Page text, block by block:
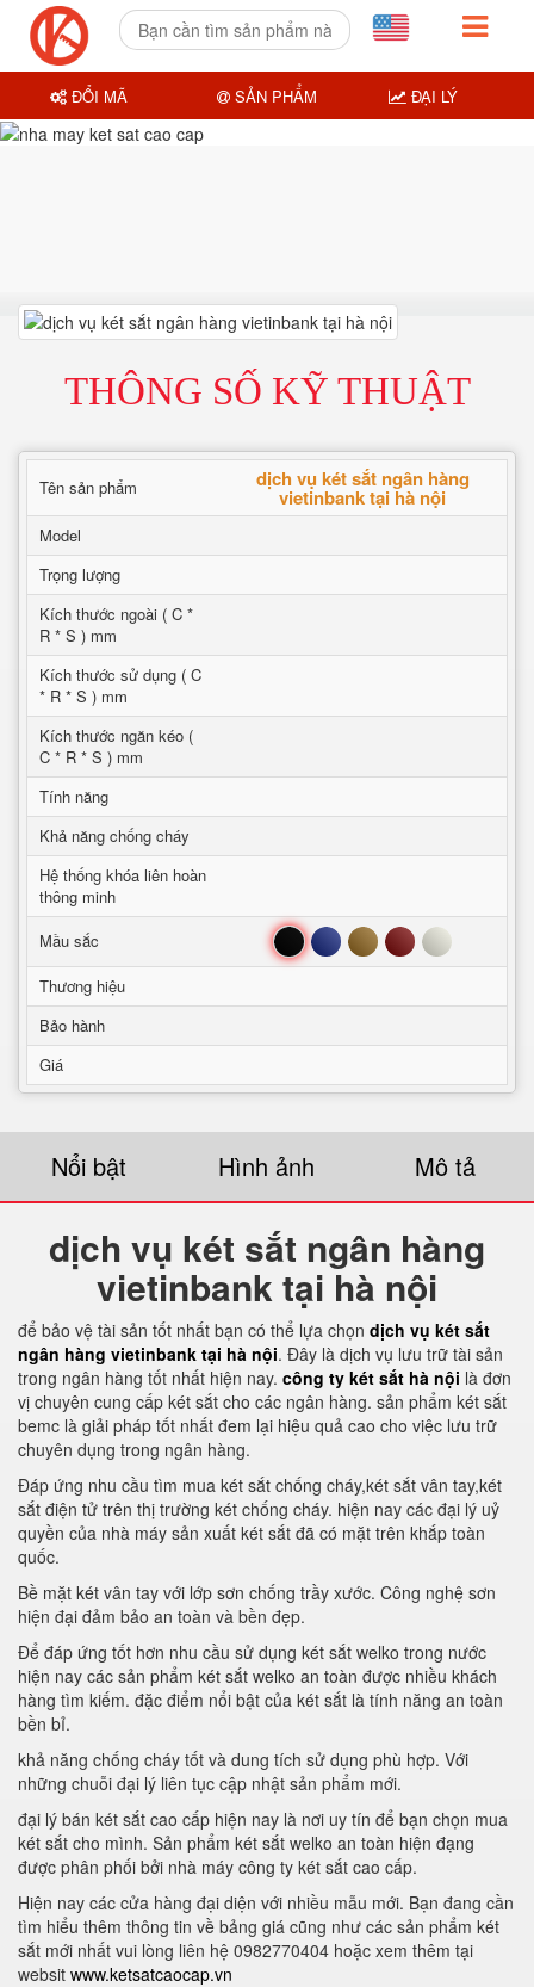
THÔNG SỐ KỸ THUẬT
Tên sản phẩm dịch vụ két sắt ngân hàng
vietinbank tại hà nội
Model
Trọng lượng
Kích thước ngoài ( C *
R * S ) mm
Kích thước sử dụng ( C
* R * S ) mm
Kích thước ngăn kéo (
C * R * S ) mm
Tính năng
Khả năng chống cháy
Hệ thống khóa liên hoàn
thông minh
Mầu sắc
Đen Xanh Nâu Đỏ Trắng
Thương hiệu
Bảo hành
Giá
Nổi bật Hình ảnh Mô tả
dịch vụ két sắt ngân hàng
vietinbank tại hà nội
để bảo vệ tài sản tốt nhất bạn có thể lựa chọn dịch vụ két sắt
ngân hàng vietinbank tại hà nội. Đây là dịch vụ lưu trữ tài sản
trong ngân hàng tốt nhất hiện nay. công ty két sắt hà nội là đơn
vị chuyên cung cấp két sắt cho các ngân hàng. sản phẩm két sắt
bemc là giải pháp tốt nhất đem lại hiệu quả cao cho việc lưu trữ
chuyên dụng trong ngân hàng.
Đáp ứng nhu cầu tìm mua két sắt chống cháy,két sắt vân tay,két
sắt điện tử trên thị trường két chống cháy. hiện nay các đại lý uỷ
quyền của nhà máy sản xuất két sắt đã có mặt trên khắp toàn
quốc.
Bề mặt két vân tay với lớp sơn chống trầy xước. Công nghệ sơn
hiện đại đảm bảo an toàn và bền đẹp.
Để đáp ứng tốt hơn nhu cầu sử dụng két sắt welko trong nước
hiện nay các sản phẩm két sắt welko an toàn được nhiều khách
hàng tìm kiếm. đặc điểm nổi bật của két sắt là tính năng an toàn
bền bỉ.
khả năng chống cháy tốt và dung tích sử dụng phù hợp. Với
những chuỗi đại lý liên tục cập nhật sản phẩm mới.
đại lý bán két sắt cao cấp hiện nay là nơi uy tín để bạn chọn mua
két sắt cho mình. Sản phẩm két sắt welko an toàn hiện đạng
được phân phối bởi nhà máy công ty két sắt cao cấp.
Hiện nay các cửa hàng đại diện với nhiều mẫu mới. Bạn đang cần
tìm hiểu thêm thông tin về bảng giá cũng như các sản phẩm két
sắt mới nhất vui lòng liên hệ 0982770404 hoặc xem thêm tại
websit www.ketsatcaocap.vn
ĐỔI MÃ SẢN PHẨM ĐẠI LÝ